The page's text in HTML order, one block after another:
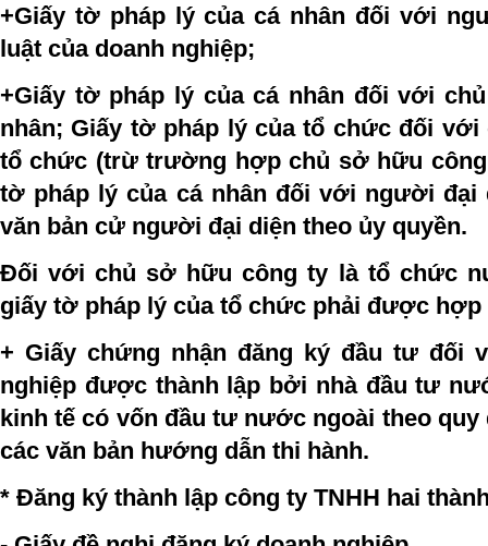
+Giấy tờ pháp lý của cá nhân đối với
luật của doanh nghiệp;
+Giấy tờ pháp lý của cá nhân đối với
nhân; Giấy tờ pháp lý của tổ chức đối
tổ chức (trừ trường hợp chủ sở hữu
tờ pháp lý của cá nhân đối với người đại
văn bản cử người đại diện theo ủy quyền.
Đối với chủ sở hữu công ty là tổ chức
giấy tờ pháp lý của tổ chức phải được hợp
+ Giấy chứng nhận đăng ký đầu tư đối
nghiệp được thành lập bởi nhà đầu tư
kinh tế có vốn đầu tư nước ngoài theo
các văn bản hướng dẫn thi hành.
* Đăng ký thành lập công ty TNHH hai